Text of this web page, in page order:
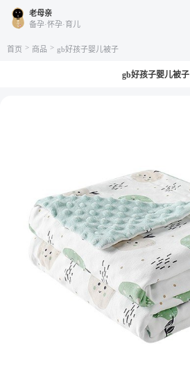
老母亲
备孕·怀孕·育儿
首页 > 商品 > gb好孩子婴儿被子
gb好孩子婴儿被子